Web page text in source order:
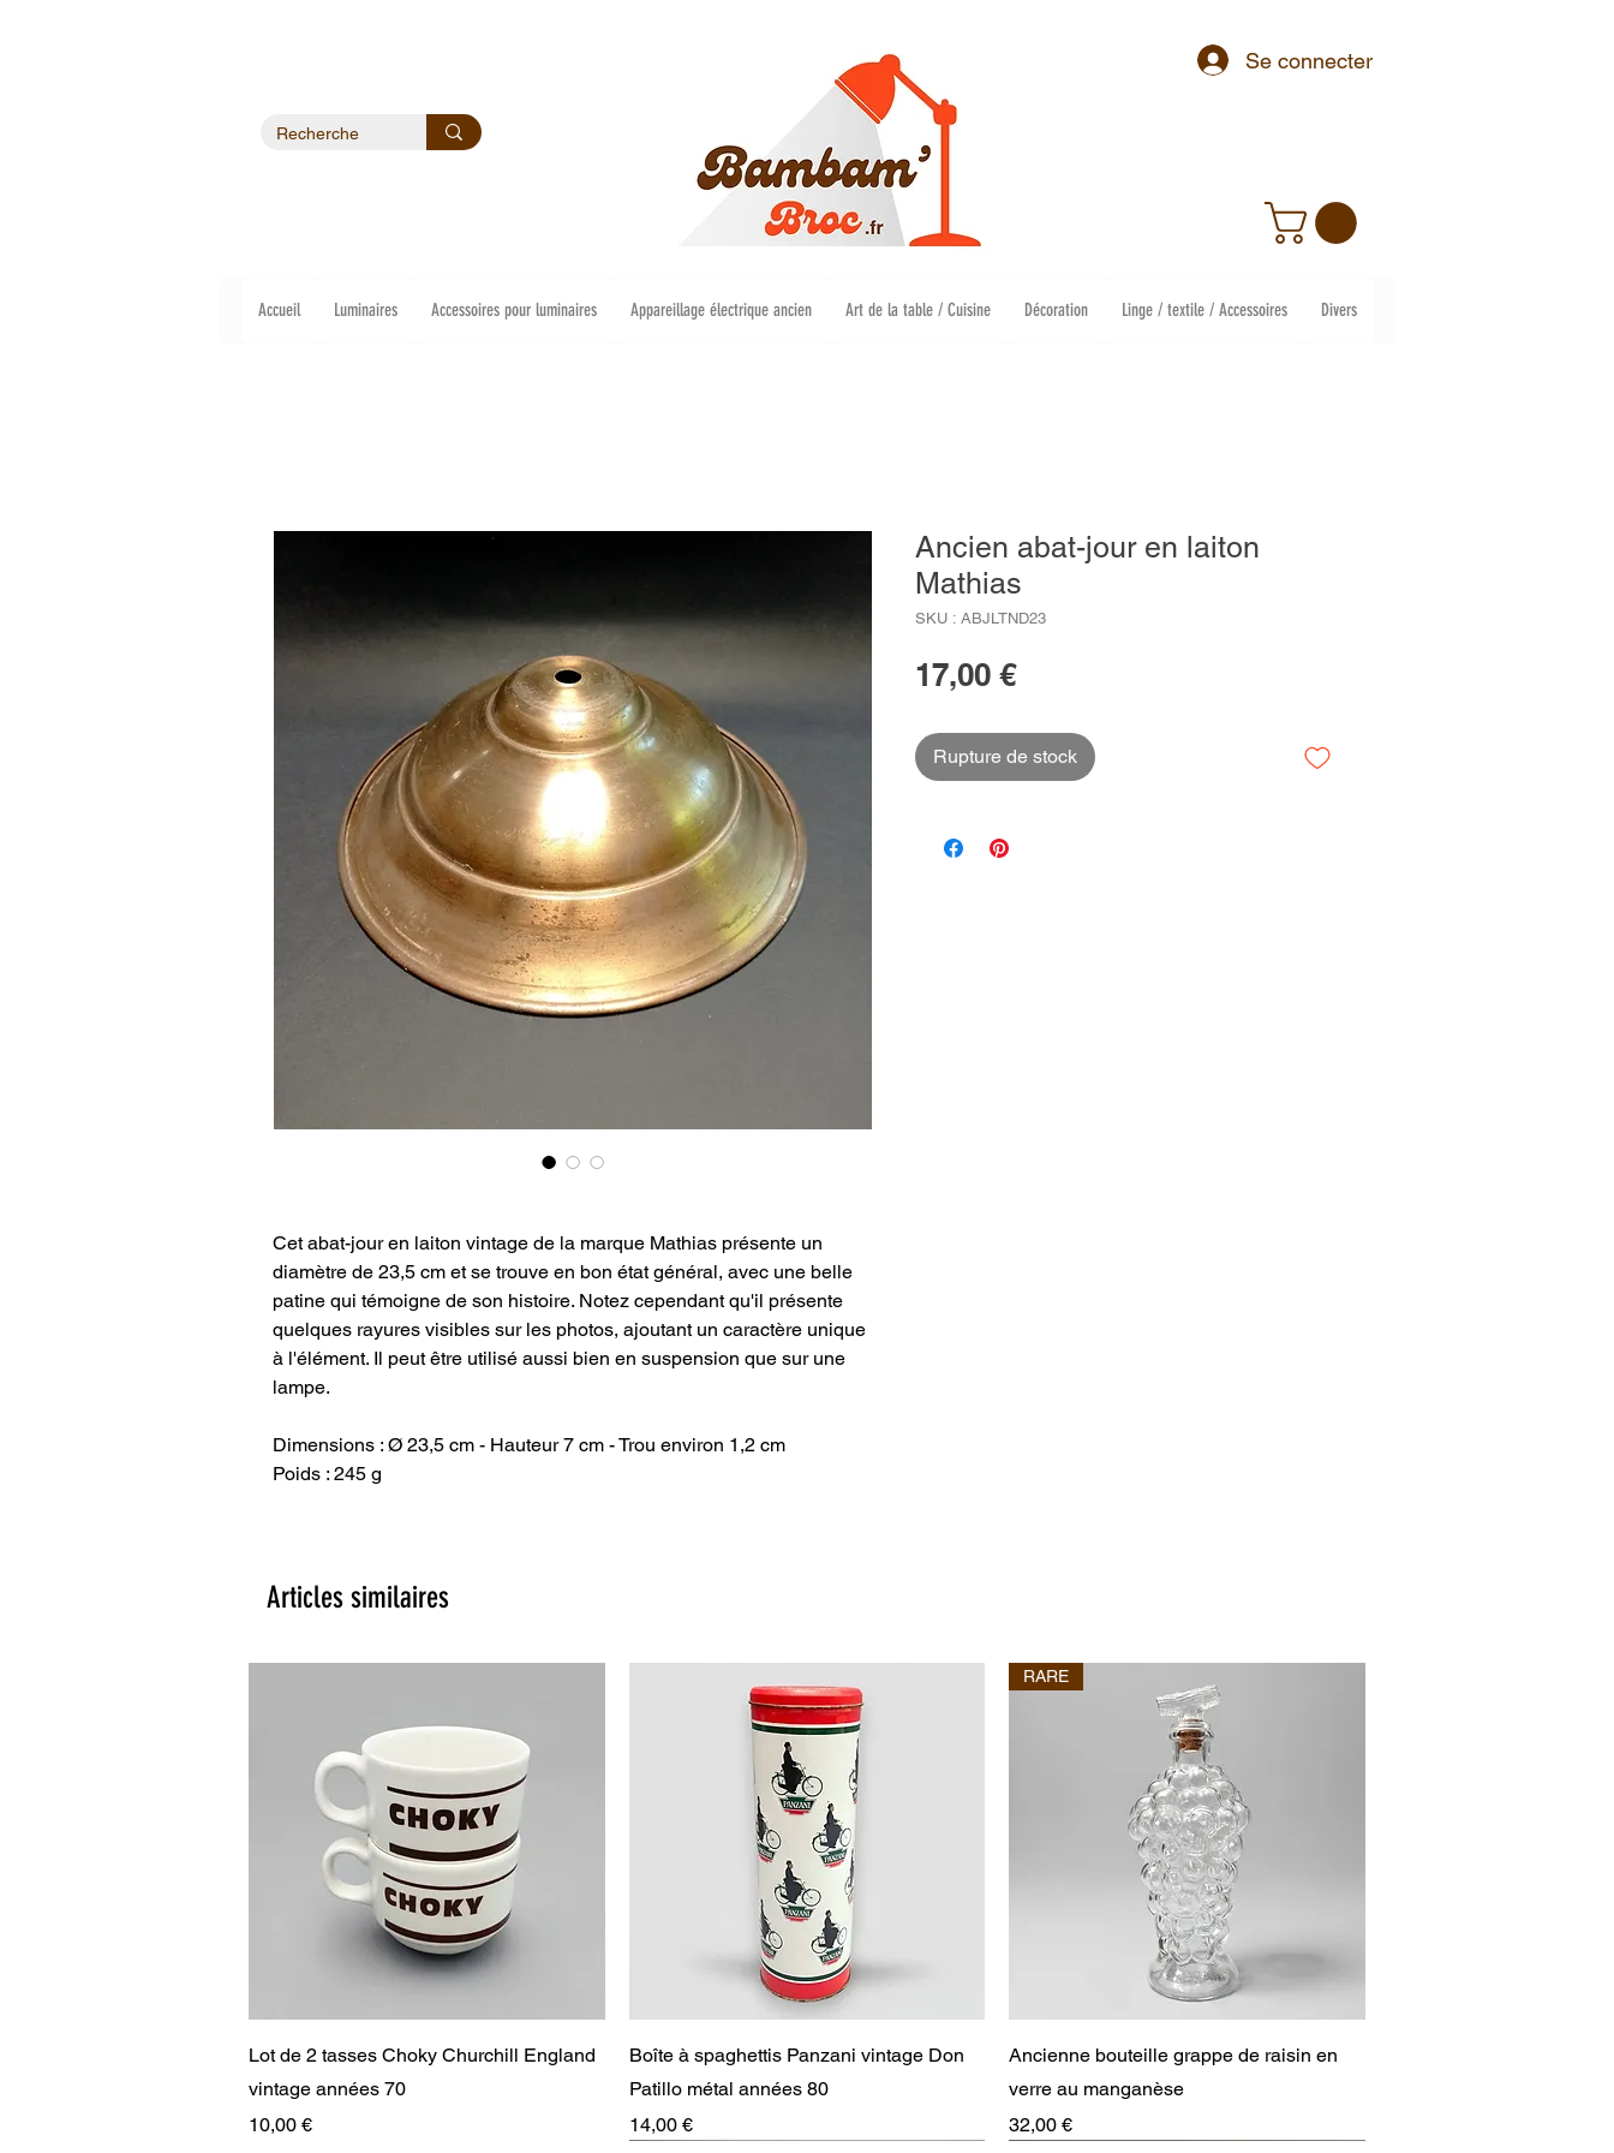
Se connecter
Accueil Luminaires Accessoires pour luminaires Appareillage électrique ancien Art de la table / Cuisine Décoration Linge / textile / Accessoires Divers
Cet abat-jour en laiton vintage de la marque Mathias présente un
diamètre de 23,5 cm et se trouve en bon état général, avec une belle
patine qui témoigne de son histoire. Notez cependant qu'il présente
quelques rayures visibles sur les photos, ajoutant un caractère unique
à l'élément. Il peut être utilisé aussi bien en suspension que sur une
lampe.
Dimensions : Ø 23,5 cm - Hauteur 7 cm - Trou environ 1,2 cm
Poids : 245 g
Ancien abat-jour en laiton
Mathias
SKU : ABJLTND23
17,00 €Prix
Rupture de stock
Articles similaires
Aperçu rapide
Lot de 2 tasses Choky Churchill England
vintage années 70
Prix
10,00 €
Aperçu rapide
Boîte à spaghettis Panzani vintage Don
Patillo métal années 80
Prix
14,00 €
Aperçu rapide
RARE
Ancienne bouteille grappe de raisin en
verre au manganèse
Prix
32,00 €